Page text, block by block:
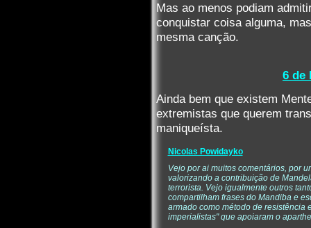
Mas ao menos podiam
conquistar coisa alguma,
mesma canção.
6 de
Ainda bem que existem
extremistas que querem
maniqueísta.
Nicolas Powidayko
Vejo por ai muitos comentários, por
valorizando a contribuição de
terrorista. Vejo igualmente outros
compartilham frases do Mandiba e
armado como método de resistência
imperialistas" que apoiaram o